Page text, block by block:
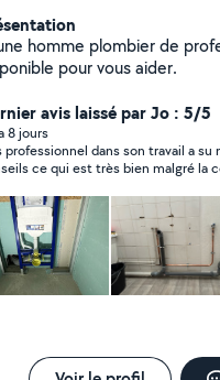
homme plombier de
pour vous aider.
avis laissé par Jo : 5/5
8 jours
professionnel dans son travail a su
ce qui est très bien malgré la